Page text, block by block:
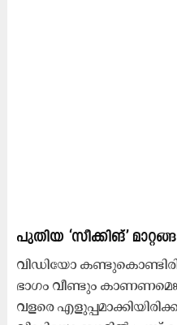
പുതിയ ‘സീക്കിങ്’
വിഡിയോ
ഭാഗം വീണ്ടും
വളരെ